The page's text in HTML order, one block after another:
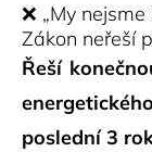
❌ „My
Zákon neřeší
Řeší
poslední 3